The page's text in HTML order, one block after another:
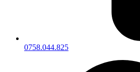
0758.044.825